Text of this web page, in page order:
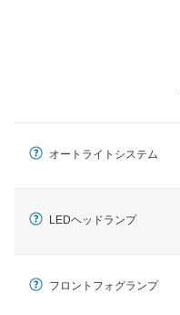
オートライトシステム
LEDヘッドランプ
フロントフォグランプ